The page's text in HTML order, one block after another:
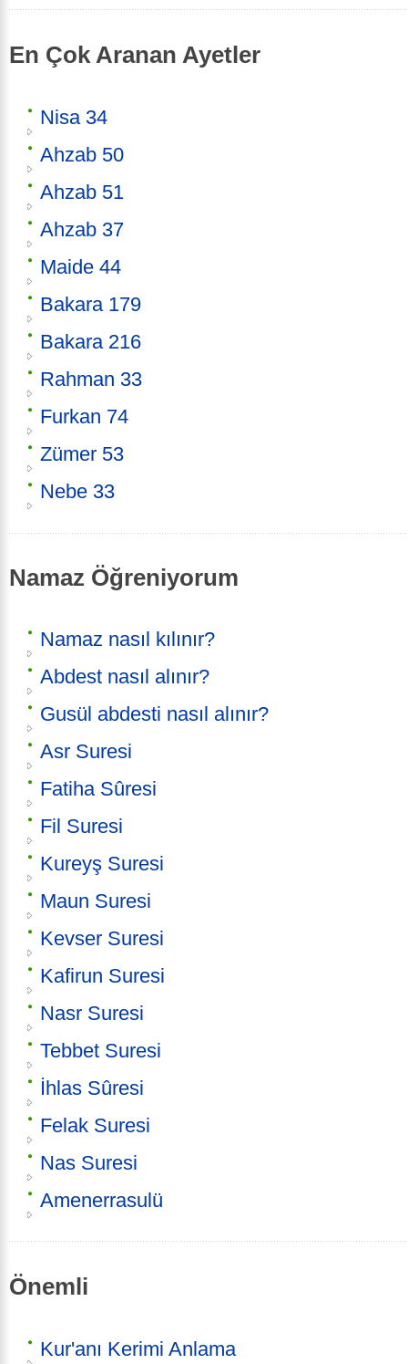
En Çok Aranan Ayetler
Nisa 34
Ahzab 50
Ahzab 51
Ahzab 37
Maide 44
Bakara 179
Bakara 216
Rahman 33
Furkan 74
Zümer 53
Nebe 33
Namaz Öğreniyorum
Namaz nasıl kılınır?
Abdest nasıl alınır?
Gusül abdesti nasıl alınır?
Asr Suresi
Fatiha Sûresi
Fil Suresi
Kureyş Suresi
Maun Suresi
Kevser Suresi
Kafirun Suresi
Nasr Suresi
Tebbet Suresi
İhlas Sûresi
Felak Suresi
Nas Suresi
Amenerrasulü
Önemli
Kur'anı Kerimi Anlama